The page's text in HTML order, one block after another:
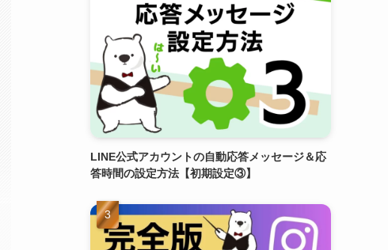
LINE公式アカウントの自動応答メッセージ＆応
答時間の設定方法【初期設定③】